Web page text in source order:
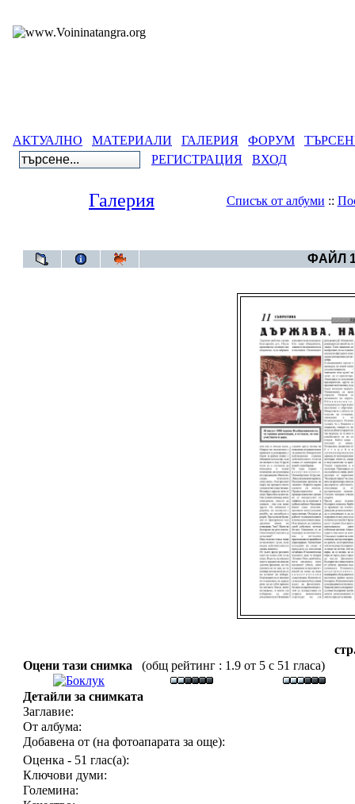
АКТУАЛНО МАТЕРИАЛИ ГАЛЕРИЯ ФОРУМ
РЕГИСТРАЦИЯ
ВХОД
Галерия Списък от албуми ::
ФАЙЛ
Оцени тази снимка
(общ рейтинг : 1.9 от 5 с 51 гласа)
Детайли за снимката
Заглавие:
От албума:
Добавена от (на фотоапарата за още):
Оценка - 51 глас(а):
Ключови думи:
Големина: